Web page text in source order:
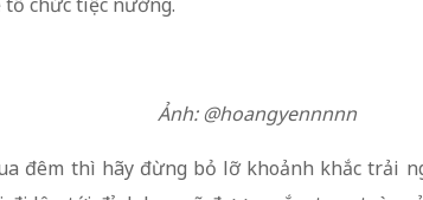
Ảnh: @hoangyennnnn
đêm thì hãy đừng bỏ lỡ khoảnh khắc trải